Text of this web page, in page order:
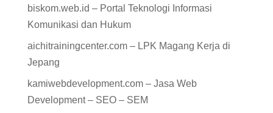
biskom.web.id – Portal Teknologi Informasi
Komunikasi dan Hukum
aichitrainingcenter.com – LPK Magang Kerja di
Jepang
kamiwebdevelopment.com – Jasa Web
Development – SEO – SEM